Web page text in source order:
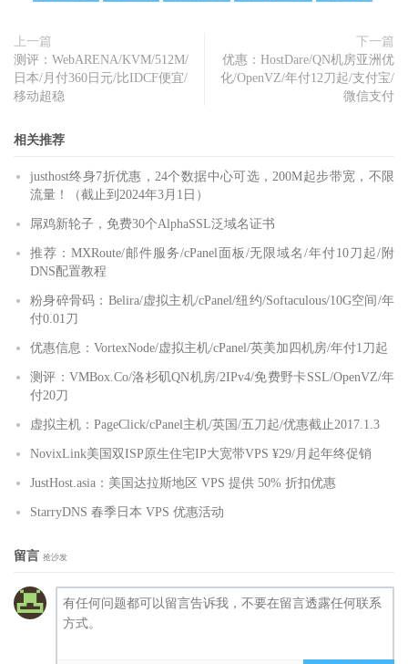
上一篇
测评：WebARENA/KVM/512M/
日本/月付360日元/比IDCF便宜/
移动超稳
下一篇
优惠：HostDare/QN机房亚洲优
化/OpenVZ/年付12刀起/支付宝/
微信支付
相关推荐
justhost终身7折优惠，24个数据中心可选，200M起步带宽，不限
流量！（截止到2024年3月1日）
屌鸡新轮子，免费30个AlphaSSL泛域名证书
推荐：MXRoute/邮件服务/cPanel面板/无限域名/年付10刀起/附
DNS配置教程
粉身碎骨码：Belira/虚拟主机/cPanel/纽约/Softaculous/10G空间/年
付0.01刀
优惠信息：VortexNode/虚拟主机/cPanel/英美加四机房/年付1刀起
测评：VMBox.Co/洛杉矶QN机房/2IPv4/免费野卡SSL/OpenVZ/年
付20刀
虚拟主机：PageClick/cPanel主机/英国/五刀起/优惠截止2017.1.3
NovixLink美国双ISP原生住宅IP大宽带VPS ¥29/月起年终促销
JustHost.asia：美国达拉斯地区 VPS 提供 50% 折扣优惠
StarryDNS 春季日本 VPS 优惠活动
留言 抢沙发